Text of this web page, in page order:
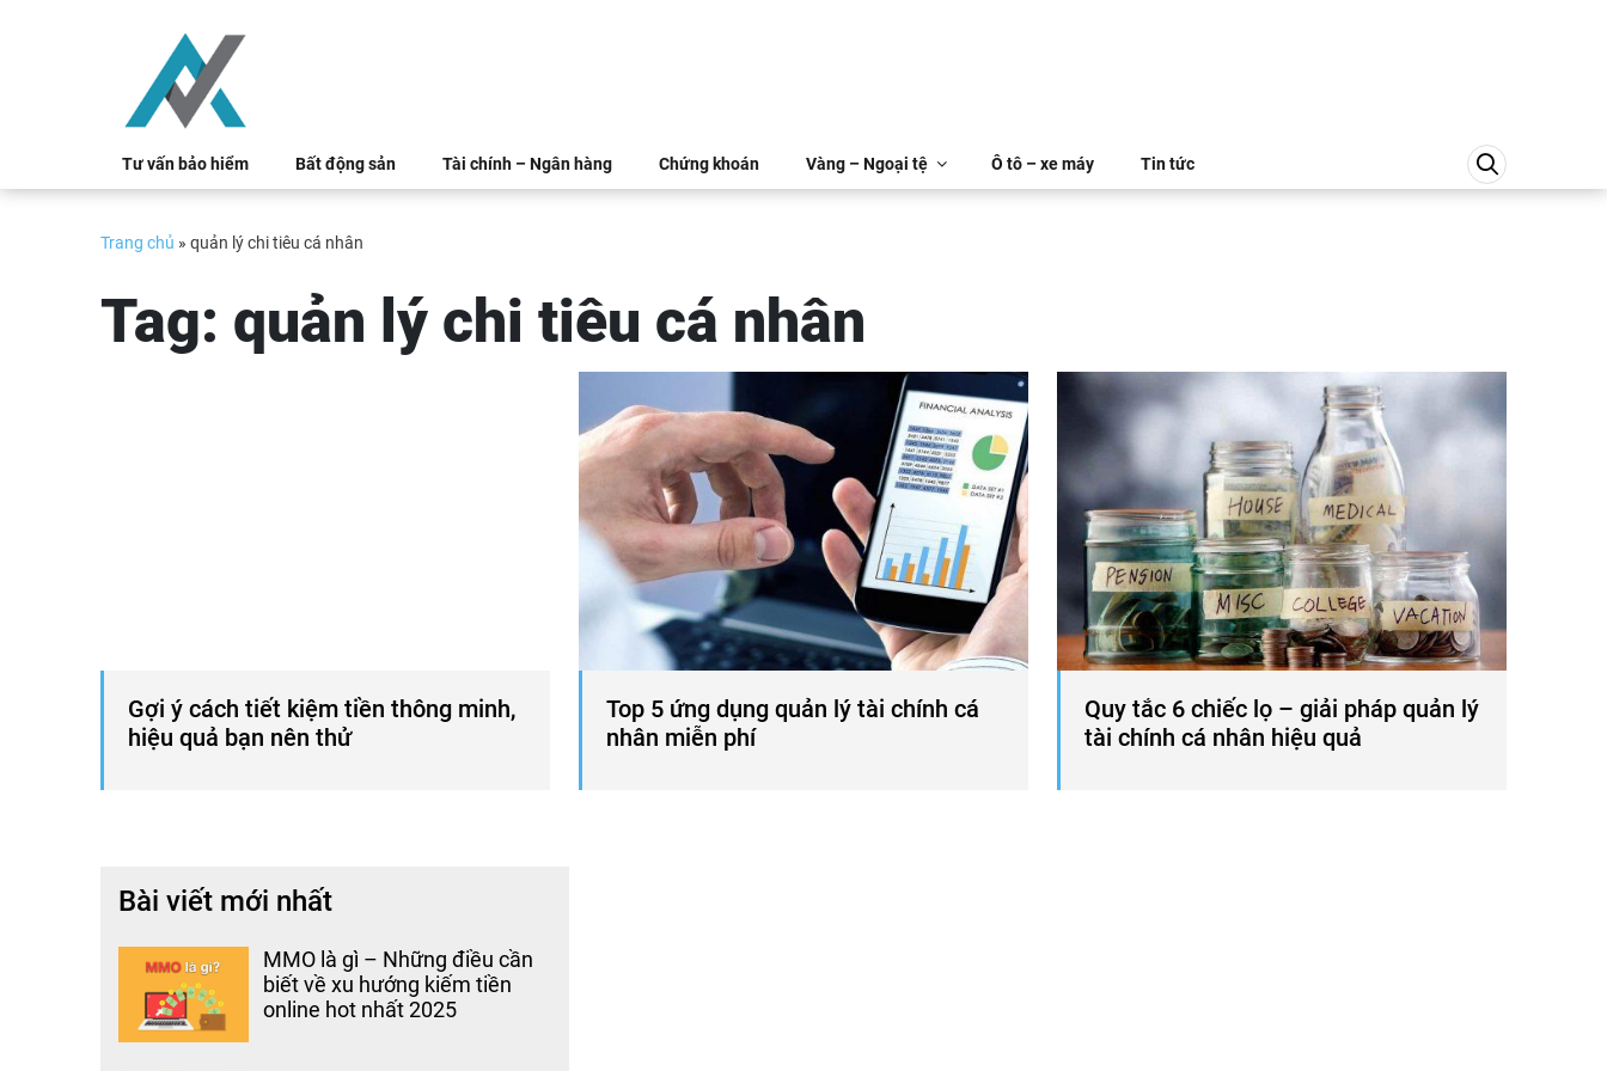
Tư vấn bảo hiểm Bất động sản Tài chính – Ngân hàng Chứng khoán Vàng – Ngoại tệ Ô tô – xe máy Tin tức
Trang chủ » quản lý chi tiêu cá nhân
Tag: quản lý chi tiêu cá nhân
Gợi ý cách tiết kiệm tiền thông minh,
hiệu quả bạn nên thử
Top 5 ứng dụng quản lý tài chính cá
nhân miễn phí
Quy tắc 6 chiếc lọ – giải pháp quản lý
tài chính cá nhân hiệu quả
Bài viết mới nhất
MMO là gì – Những điều cần
biết về xu hướng kiếm tiền
online hot nhất 2025